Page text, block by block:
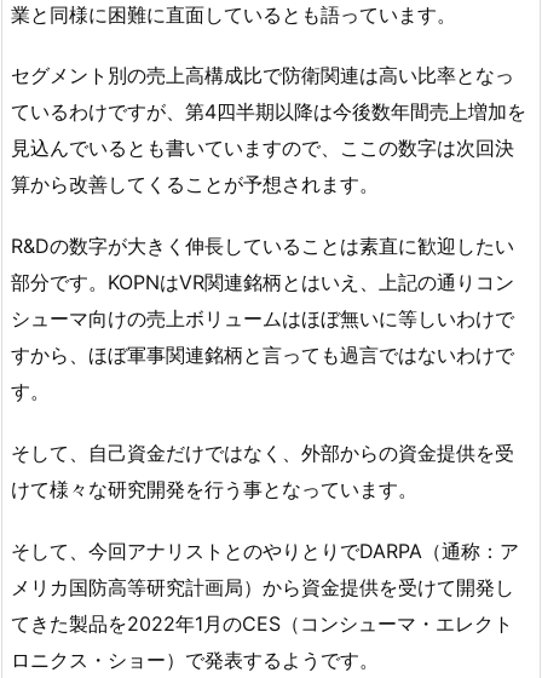
業と同様に困難に直面しているとも語っています。
セグメント別の売上高構成比で防衛関連は高い比率となっ
ているわけですが、第4四半期以降は今後数年間売上増加を
見込んでいるとも書いていますので、ここの数字は次回決
算から改善してくることが予想されます。
R&Dの数字が大きく伸長していることは素直に歓迎したい
部分です。KOPNはVR関連銘柄とはいえ、上記の通りコン
シューマ向けの売上ボリュームはほぼ無いに等しいわけで
すから、ほぼ軍事関連銘柄と言っても過言ではないわけで
す。
そして、自己資金だけではなく、外部からの資金提供を受
けて様々な研究開発を行う事となっています。
そして、今回アナリストとのやりとりでDARPA（通称：ア
メリカ国防高等研究計画局）から資金提供を受けて開発し
てきた製品を2022年1月のCES（コンシューマ・エレクト
ロニクス・ショー）で発表するようです。